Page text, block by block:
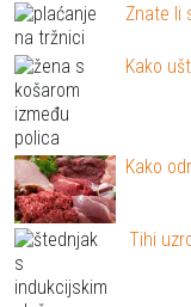
Znate li
Kako
Kako
Tihi